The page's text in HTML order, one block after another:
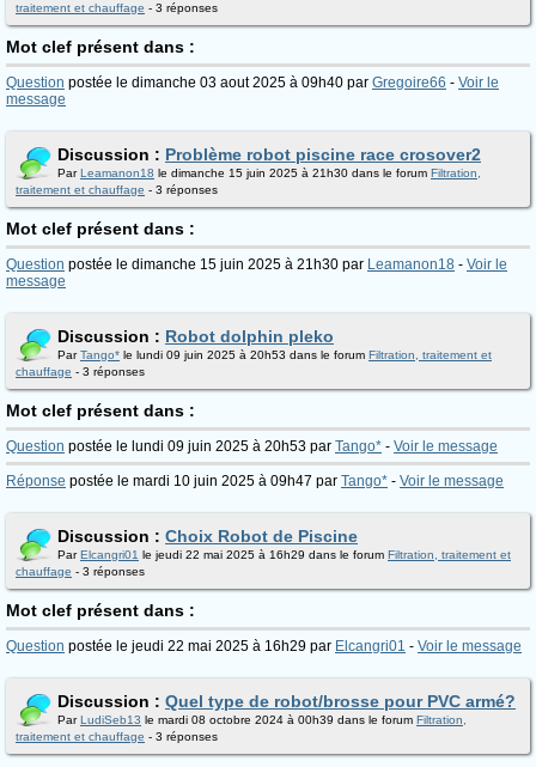
traitement et chauffage - 3 réponses
Mot clef présent dans :
Question postée le dimanche 03 aout 2025 à 09h40 par Gregoire66 - Voir le
message
Discussion : Problème robot piscine race crosover2
ParLeamanon18 le dimanche 15 juin 2025 à 21h30 dans le forum Filtration,
traitement et chauffage - 3 réponses
Mot clef présent dans :
Question postée le dimanche 15 juin 2025 à 21h30 par Leamanon18 - Voir le
message
Discussion : Robot dolphin pleko
ParTango* le lundi 09 juin 2025 à 20h53 dans le forum Filtration, traitement et
chauffage - 3 réponses
Mot clef présent dans :
Question postée le lundi 09 juin 2025 à 20h53 par Tango* - Voir le message
Réponse postée le mardi 10 juin 2025 à 09h47 par Tango* - Voir le message
Discussion : Choix Robot de Piscine
ParElcangri01 le jeudi 22 mai 2025 à 16h29 dans le forum Filtration, traitement et
chauffage - 3 réponses
Mot clef présent dans :
Question postée le jeudi 22 mai 2025 à 16h29 par Elcangri01 - Voir le message
Discussion : Quel type de robot/brosse pour PVC armé?
ParLudiSeb13 le mardi 08 octobre 2024 à 00h39 dans le forum Filtration,
traitement et chauffage - 3 réponses